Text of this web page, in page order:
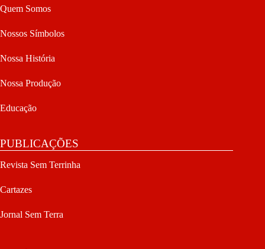
Quem Somos
Nossos Símbolos
Nossa História
Nossa Produção
Educação
PUBLICAÇÕES
Revista Sem Terrinha
Cartazes
Jornal Sem Terra